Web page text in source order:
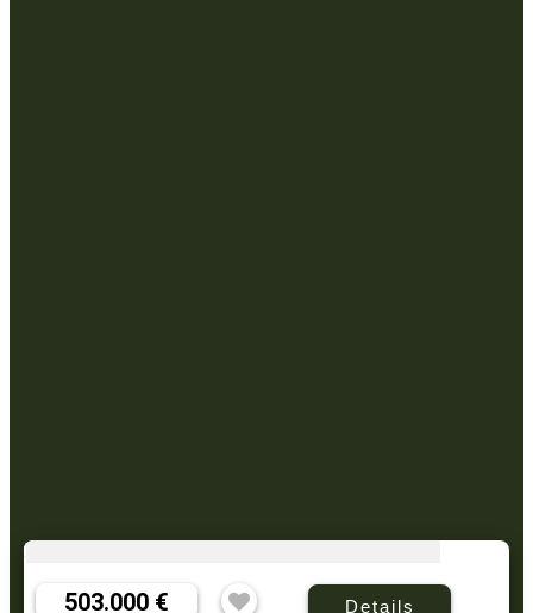
503.000 € Details